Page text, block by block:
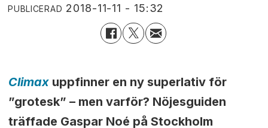
PUBLICERAD 2018-11-11 - 15:32
Climaxuppfinner en ny superlativ för
”grotesk” – men varför? Nöjesguiden
träffade Gaspar Noé på Stockholm